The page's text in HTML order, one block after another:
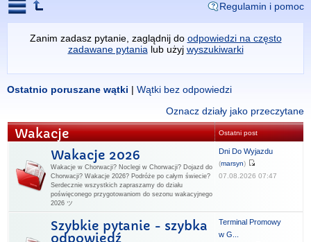
Regulamin i pomoc
Zanim zadasz pytanie, zaglądnij do odpowiedzi na często
zadawane pytania lub użyj wyszukiwarki
Ostatnio poruszane wątki | Wątki bez odpowiedzi
Oznacz działy jako przeczytane
Wakacje Ostatni post
Wakacje 2026
Wakacje w Chorwacji? Noclegi w Chorwacji? Dojazd do
Chorwacji? Wakacje 2026? Podróże po całym świecie?
Serdecznie wszystkich zapraszamy do działu
poświęconego przygotowaniom do sezonu wakacyjnego
2026 ツ
Dni Do Wyjazdu
(marsyn)
07.08.2026 07:47
Szybkie pytanie - szybka
odpowiedź
Terminal Promowy
w G...